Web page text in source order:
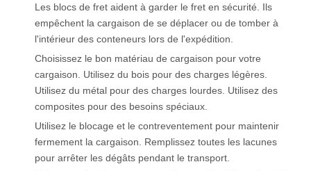
Les blocs de fret aident à garder le fret en sécurité. Ils
empêchent la cargaison de se déplacer ou de tomber à
l'intérieur des conteneurs lors de l'expédition.
Choisissez le bon matériau de cargaison pour votre
cargaison. Utilisez du bois pour des charges légères.
Utilisez du métal pour des charges lourdes. Utilisez des
composites pour des besoins spéciaux.
Utilisez le blocage et le contreventement pour maintenir
fermement la cargaison. Remplissez toutes les lacunes
pour arrêter les dégâts pendant le transport.